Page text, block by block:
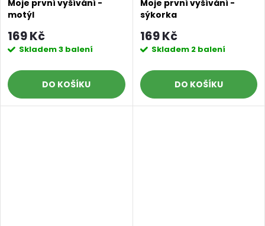
Moje první vyšívání -
motýl
169 Kč
Skladem3 balení
DO KOŠÍKU
Moje první vyšívání -
sýkorka
169 Kč
Skladem 2 balení
DO KOŠÍKU
Doprava a platby Prodejna Blog a návody
Poslat